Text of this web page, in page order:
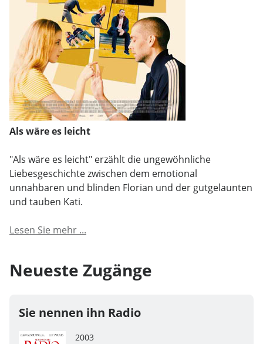
Als wäre es leicht
"Als wäre es leicht" erzählt die ungewöhnliche
Liebesgeschichte zwischen dem emotional
unnahbaren und blinden Florian und der gutgelaunten
und tauben Kati.
Lesen Sie mehr ...
Neueste Zugänge
Sie nennen ihn Radio
2003